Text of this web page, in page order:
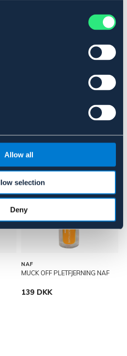
Allow all
selection
Deny
NAF
MUCK OFF PLETFJERNING NAF
139 DKK